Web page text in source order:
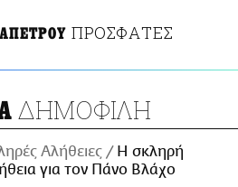
ΠΡΟΣΦΑΤΕΣ
ΔΗΜΟΦΙΛΗ
Αλήθειες
H σκληρή
για τον Πάνο Βλάχο